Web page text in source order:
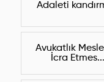
Adaleti
Avukatlık
İcra Etmes...